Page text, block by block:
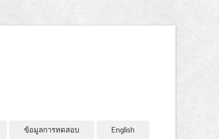
ข้อมูลการทดสอบ English